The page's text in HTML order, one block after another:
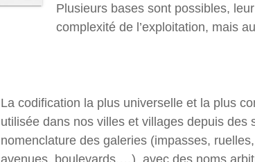
Plusieurs bases sont possibles,
complexité de l’exploitation, mais
La codification la plus universelle et la plus
utilisée dans nos villes et villages depuis des
nomenclature des galeries (impasses,